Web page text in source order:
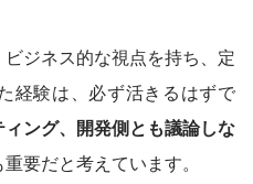
ジネス的な視点を持ち、定
経験は、必ず活きるはずで
ング、開発側とも議論しな
重要だと考えています。